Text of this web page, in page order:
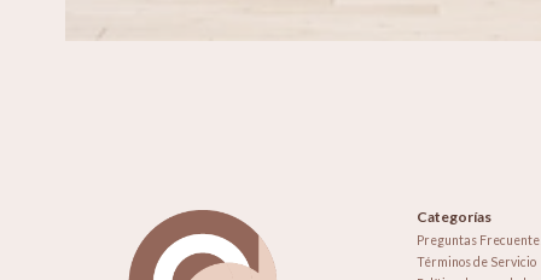
Categorías
Preguntas
Términos de Servicio